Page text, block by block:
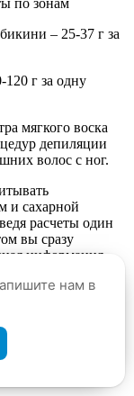
– 25-37 г за
120 г за одну
мягкого воска
депиляции
волос с ног.
и сахарной
расчеты один
вы сразу
информация.
ваш
нам в